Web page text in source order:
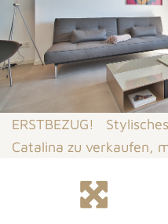
ERSTBEZUG!
Catalina zu verkaufen,